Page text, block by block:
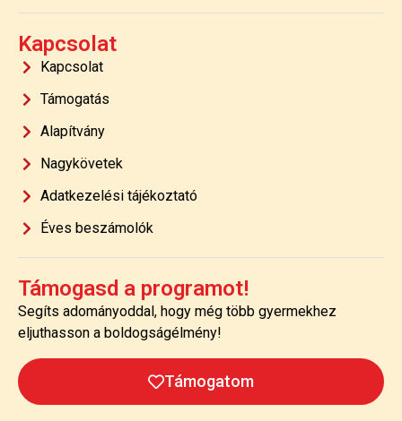
Kapcsolat
Kapcsolat
Támogatás
Alapítvány
Nagykövetek
Adatkezelési tájékoztató
Éves beszámolók
Támogasd a programot!
Segíts adományoddal, hogy még több gyermekhez
eljuthasson a boldogságélmény!
Támogatom